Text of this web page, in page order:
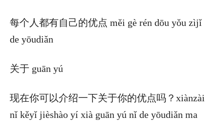
每个人都有自己的优点 měi gè rén dōu yǒu zìjǐ
de yōudiǎn
关于 guān yú
现在你可以介绍一下关于你的优点吗？xiànzài
nǐ kěyǐ jièshào yí xià guān yú nǐ de yōudiǎn ma